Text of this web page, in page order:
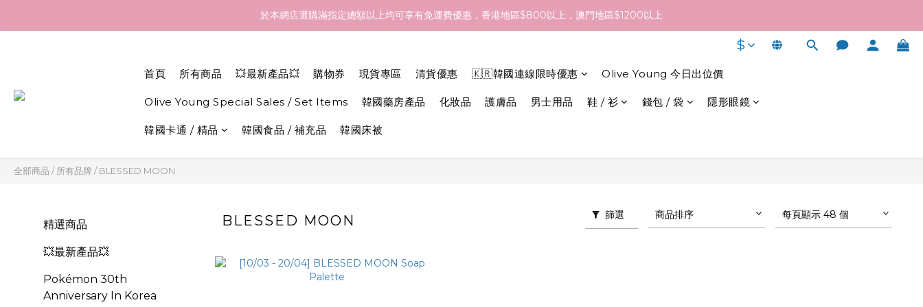
訂貨到貨資訊：於 05 - 18/Aug 期間訂貨，預計於 26/Aug 到港，最終亦要視乎各品牌最終發貨日子及出貨速度而定。
於本網店選購滿指定總額以上均可享有免運費優惠，香港地區$800以上，澳門地區$1200以上
$
首頁 所有商品 💥最新產品💥 購物券 現貨專區 清貨優惠 🇰🇷韓國連線限時優惠 Olive Young 今日出位價
Olive Young Special Sales / Set Items 韓國藥房產品 化妝品 護膚品 男士用品 鞋 / 衫 錢包 / 袋 隱形眼鏡
韓國卡通 / 精品 韓國食品 / 補充品 韓國床被
全部商品 /所有品牌 /BLESSED MOON
精選商品
💥最新產品💥
Pokémon 30th
Anniversary In Korea
BLESSED MOON 篩選 商品排序 每頁顯示 48 個